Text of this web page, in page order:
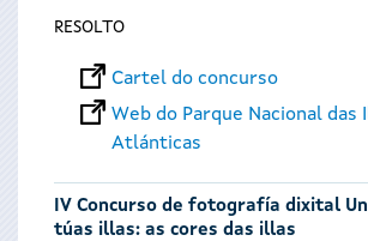
RESOLTO
Cartel do concurso
Web do Parque Nacional das
Atlánticas
IV Concurso de fotografía dixital
túas illas: as cores das illas